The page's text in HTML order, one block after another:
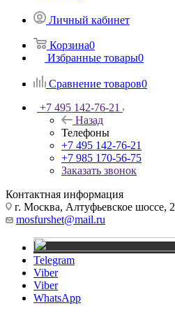
Личный кабинет
Корзина0
Избранные товары0
Сравнение товаров0
+7 495 142-76-21
Назад
Телефоны
+7 495 142-76-21
+7 985 170-56-75
Заказать звонок
Контактная информация
г. Москва, Алтуфьевское шоссе, 2
mosfurshet@mail.ru
Telegram
Viber
Viber
WhatsApp